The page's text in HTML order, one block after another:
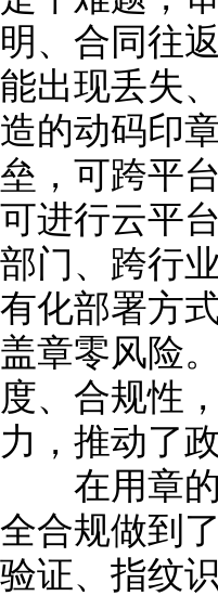
明、合同往
能出现丢失
造的动码印
垒，可跨平
可进行云平
部门、跨行
有化部署方
盖章零风险
度、合规性
力，推动了
在用章的
全合规做到
验证、指纹